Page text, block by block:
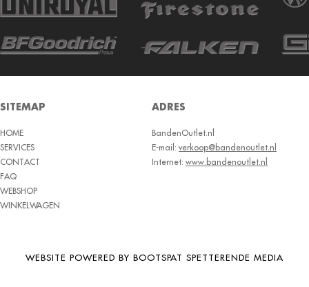
SITEMAP
HOME
SERVICES
CONTACT
FAQ
WEBSHOP
WINKELWAGEN
ADRES
BandenOutlet.nl
E-mail: verkoop@bandenoutlet.nl
Internet: www.bandenoutlet.nl
WEBSITE POWERED BY BOOTSPAT SPETTERENDE MEDIA